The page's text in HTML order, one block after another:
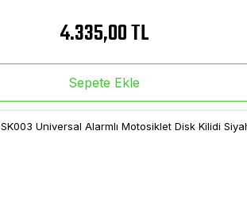
4.335,00 TL
Sepete Ekle